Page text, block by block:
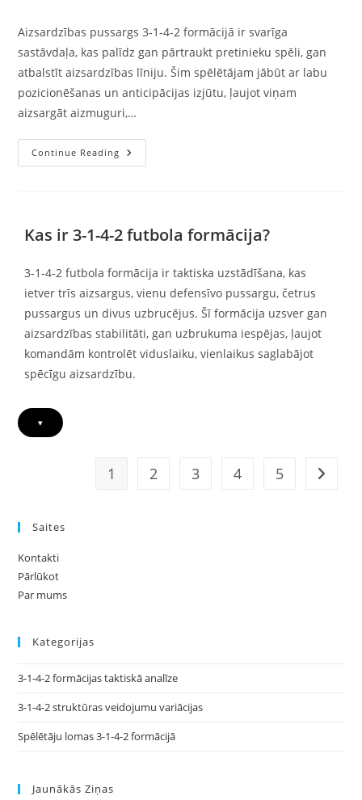
Aizsardzības pussargs 3-1-4-2 formācijā ir svarīga
sastāvdaļa, kas palīdz gan pārtraukt pretinieku spēli, gan
atbalstīt aizsardzības līniju. Šim spēlētājam jābūt ar labu
pozicionēšanas un anticipācijas izjūtu, ļaujot viņam
aizsargāt aizmuguri,…
Continue Reading Aizsardzības
Pussargs
Pārtraukšana,
Aizsardzības
Pārsūtīšanas
Diapazons
Kas ir 3-1-4-2 futbola formācija?
3-1-4-2 futbola formācija ir taktiska uzstādīšana, kas
ietver trīs aizsargus, vienu defensīvo pussargu, četrus
pussargus un divus uzbrucējus. Šī formācija uzsver gan
aizsardzības stabilitāti, gan uzbrukuma iespējas, ļaujot
komandām kontrolēt viduslaiku, vienlaikus saglabājot
spēcīgu aizsardzību.
▾
1 2 3 4 5 Go to
Saites
Kontakti
Pārlūkot
Par mums
Kategorijas
3-1-4-2 formācijas taktiskā analīze
3-1-4-2 struktūras veidojumu variācijas
Spēlētāju lomas 3-1-4-2 formācijā
Jaunākās Ziņas